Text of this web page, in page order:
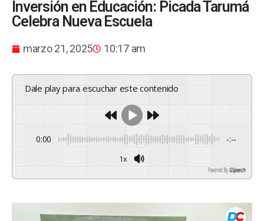
Inversión en Educación: Picada Tarumá
Celebra Nueva Escuela
marzo 21, 2025 10:17 am
Dale play para escuchar este contenido
0:00 -:--
1x
Powered By GSpeech